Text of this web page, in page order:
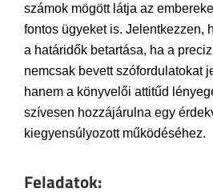
számok mögött látja az
fontos ügyeket is. Jelentkezzen,
a határidők betartása, ha a
nemcsak bevett szófordulatokat
hanem a könyvelői attitűd
szívesen hozzájárulna egy
kiegyensúlyozott működéséhez.
Feladatok: